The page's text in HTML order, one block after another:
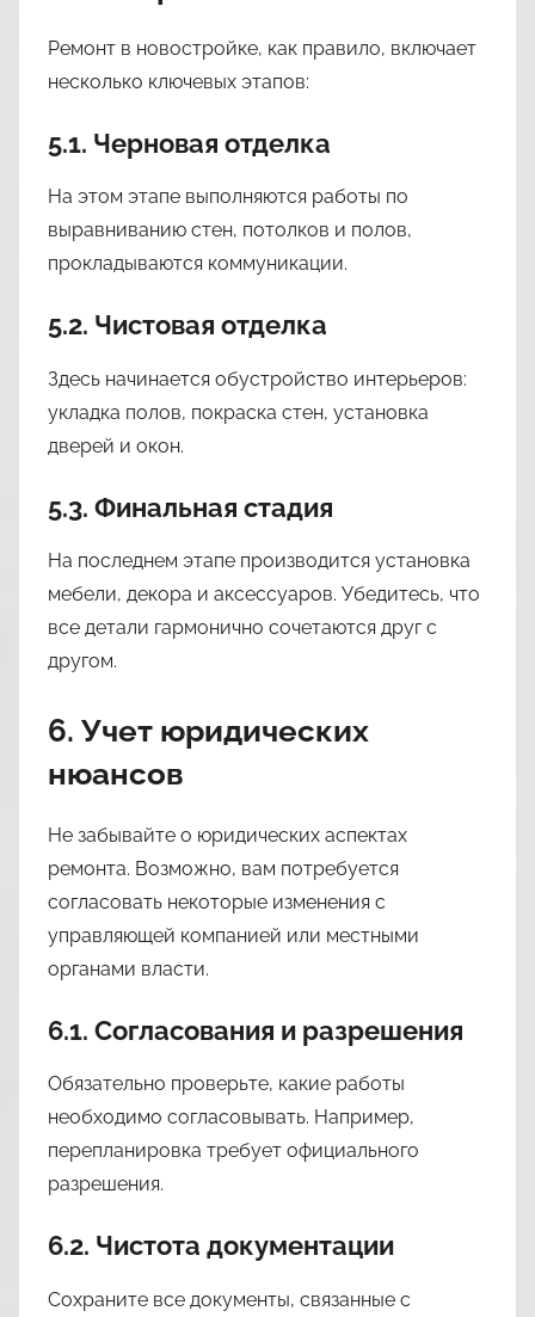
Ремонт в новостройке, как правило, включает
несколько ключевых этапов:
5.1. Черновая отделка
На этом этапе выполняются работы по
выравниванию стен, потолков и полов,
прокладываются коммуникации.
5.2. Чистовая отделка
Здесь начинается обустройство интерьеров:
укладка полов, покраска стен, установка
дверей и окон.
5.3. Финальная стадия
На последнем этапе производится установка
мебели, декора и аксессуаров. Убедитесь, что
все детали гармонично сочетаются друг с
другом.
6. Учет юридических
нюансов
Не забывайте о юридических аспектах
ремонта. Возможно, вам потребуется
согласовать некоторые изменения с
управляющей компанией или местными
органами власти.
6.1. Согласования и разрешения
Обязательно проверьте, какие работы
необходимо согласовывать. Например,
перепланировка требует официального
разрешения.
6.2. Чистота документации
Сохраните все документы, связанные с